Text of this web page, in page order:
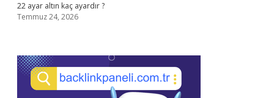
22 ayar altın kaç ayardır ?
Temmuz 24, 2026